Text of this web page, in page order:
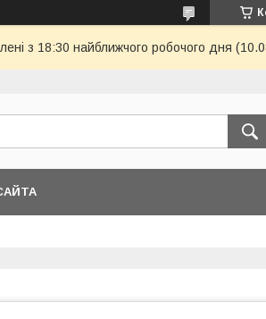
з 18:30 найближчого робочого дня